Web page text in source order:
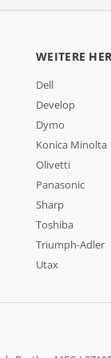
WEITERE
Dell
Develop
Dymo
Konica Minolta
Olivetti
Panasonic
Sharp
Toshiba
Triumph-Adler
Utax